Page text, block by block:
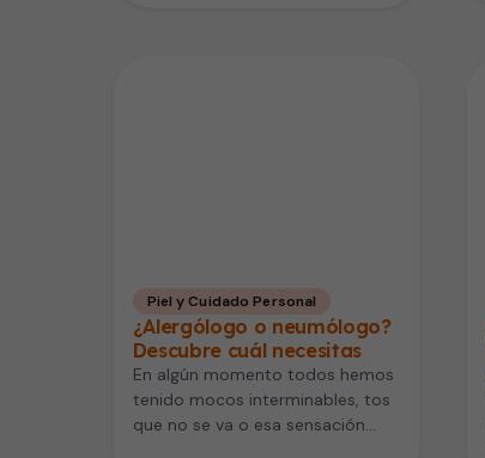
Piel y Cuidado Personal
¿Alergólogo o neumólogo?
Descubre cuál necesitas
En algún momento todos hemos
tenido mocos interminables, tos
que no se va o esa sensación